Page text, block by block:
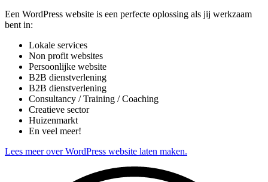
Een WordPress website is een perfecte oplossing als jij werkzaam
bent in:
Lokale services
Non profit websites
Persoonlijke website
B2B dienstverlening
B2B dienstverlening
Consultancy / Training / Coaching
Creatieve sector
Huizenmarkt
En veel meer!
Lees meer over WordPress website laten maken.